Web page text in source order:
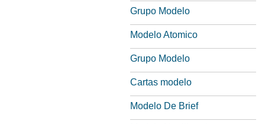
Grupo Modelo
Modelo Atomico
Grupo Modelo
Cartas modelo
Modelo De Brief